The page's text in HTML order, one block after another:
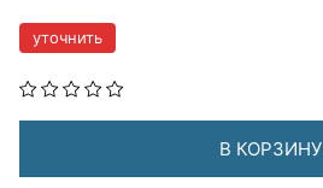
уточнить
В КОРЗИНУ